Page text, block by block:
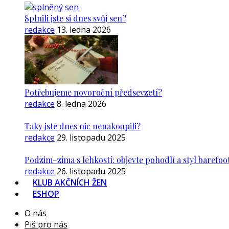
Splnili jste si dnes svůj sen?
redakce 13. ledna 2026
Potřebujeme novoroční předsevzetí?
redakce 8. ledna 2026
Taky jste dnes nic nenakoupili?
redakce 29. listopadu 2025
Podzim–zima s lehkostí: objevte pohodlí a styl
redakce 26. listopadu 2025
KLUB AKČNÍCH ŽEN
ESHOP
O nás
Piš pro nás